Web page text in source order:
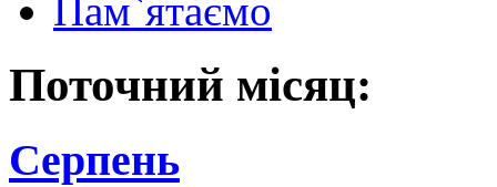
Пам`ятаємо
Поточний місяц:
Серпень